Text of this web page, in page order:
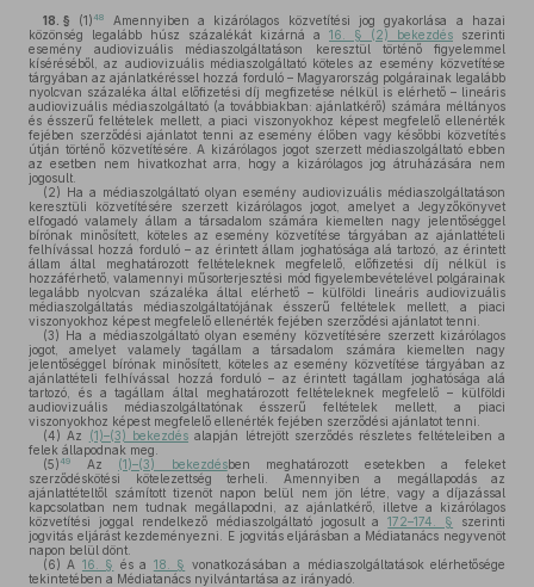
18. § (1)48
Amennyiben a kizárólagos közvetítési jog gyakorlása a hazai
közönség legalább húsz százalékát kizárná a 16. § (2) bekezdés szerinti
esemény audiovizuális médiaszolgáltatáson keresztül történő figyelemmel
kíséréséből, az audiovizuális médiaszolgáltató köteles az esemény közvetítése
tárgyában az ajánlatkéréssel hozzá forduló – Magyarország polgárainak legalább
nyolcvan százaléka által előfizetési díj megfizetése nélkül is elérhető – lineáris
audiovizuális médiaszolgáltató (a továbbiakban: ajánlatkérő) számára méltányos
és ésszerű feltételek mellett, a piaci viszonyokhoz képest megfelelő ellenérték
fejében szerződési ajánlatot tenni az esemény élőben vagy későbbi közvetítés
útján történő közvetítésére. A kizárólagos jogot szerzett médiaszolgáltató ebben
az esetben nem hivatkozhat arra, hogy a kizárólagos jog átruházására nem
jogosult.
(2) Ha a médiaszolgáltató olyan esemény audiovizuális médiaszolgáltatáson
keresztüli közvetítésére szerzett kizárólagos jogot, amelyet a Jegyzőkönyvet
elfogadó valamely állam a társadalom számára kiemelten nagy jelentőséggel
bírónak minősített, köteles az esemény közvetítése tárgyában az ajánlattételi
felhívással hozzá forduló – az érintett állam joghatósága alá tartozó, az érintett
állam által meghatározott feltételeknek megfelelő, előfizetési díj nélkül is
hozzáférhető, valamennyi műsorterjesztési mód figyelembevételével polgárainak
legalább nyolcvan százaléka által elérhető – külföldi lineáris audiovizuális
médiaszolgáltatás médiaszolgáltatójának ésszerű feltételek mellett, a piaci
viszonyokhoz képest megfelelő ellenérték fejében szerződési ajánlatot tenni.
(3) Ha a médiaszolgáltató olyan esemény közvetítésére szerzett kizárólagos
jogot, amelyet valamely tagállam a társadalom számára kiemelten nagy
jelentőséggel bírónak minősített, köteles az esemény közvetítése tárgyában az
ajánlattételi felhívással hozzá forduló – az érintett tagállam joghatósága alá
tartozó, és a tagállam által meghatározott feltételeknek megfelelő – külföldi
audiovizuális médiaszolgáltatónak ésszerű feltételek mellett, a piaci
viszonyokhoz képest megfelelő ellenérték fejében szerződési ajánlatot tenni.
(4) Az (1)–(3) bekezdés alapján létrejött szerződés részletes feltételeiben a
felek állapodnak meg.
(5)49 Az (1)–(3) bekezdésben meghatározott esetekben a feleket
szerződéskötési kötelezettség terheli. Amennyiben a megállapodás az
ajánlattételtől számított tizenöt napon belül nem jön létre, vagy a díjazással
kapcsolatban nem tudnak megállapodni, az ajánlatkérő, illetve a kizárólagos
közvetítési joggal rendelkező médiaszolgáltató jogosult a172–174. § szerinti
jogvitás eljárást kezdeményezni. E jogvitás eljárásban a Médiatanács negyvenöt
napon belül dönt.
(6) A 16. § és a 18. § vonatkozásában a médiaszolgáltatások elérhetősége
tekintetében a Médiatanács nyilvántartása az irányadó.